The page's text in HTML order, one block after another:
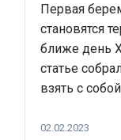
Первая
становятся
ближе день
статье
взять с
02.02.2023